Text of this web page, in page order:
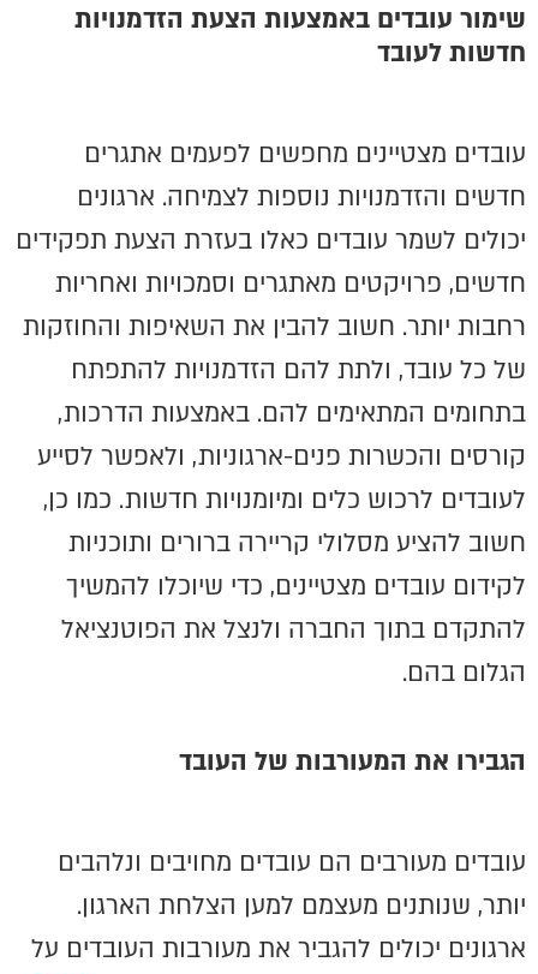
שימור עובדים באמצעות הצעת הזדמנויות
חדשות לעובד
עובדים מצטיינים מחפשים לפעמים אתגרים
חדשים והזדמנויות נוספות לצמיחה. ארגונים
יכולים לשמר עובדים כאלו בעזרת הצעת תפקידים
חדשים, פרויקטים מאתגרים וסמכויות ואחריות
רחבות יותר. חשוב להבין את השאיפות והחוזקות
של כל עובד, ולתת להם הזדמנויות להתפתח
בתחומים המתאימים להם. באמצעות הדרכות,
קורסים והכשרות פנים-ארגוניות, ולאפשר לסייע
לעובדים לרכוש כלים ומיומנויות חדשות. כמו כן,
חשוב להציע מסלולי קריירה ברורים ותוכניות
לקידום עובדים מצטיינים, כדי שיוכלו להמשיך
להתקדם בתוך החברה ולנצל את הפוטנציאל
הגלום בהם.
הגבירו את המעורבות של העובד
עובדים מעורבים הם עובדים מחויבים ונלהבים
יותר, שנותנים מעצמם למען הצלחת הארגון.
ארגונים יכולים להגביר את מעורבות העובדים על